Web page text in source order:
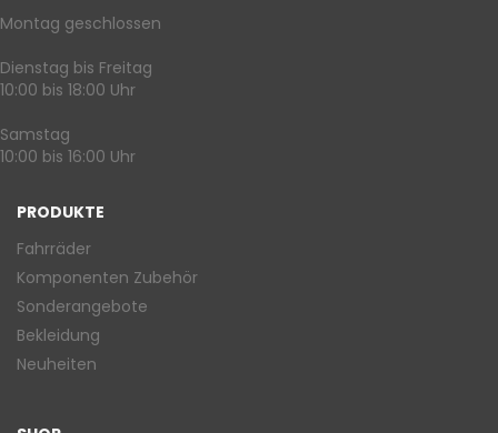
Montag geschlossen
Dienstag bis Freitag
10:00 bis 18:00 Uhr
Samstag
10:00 bis 16:00 Uhr
PRODUKTE
Fahrräder
Komponenten Zubehör
Sonderangebote
Bekleidung
Neuheiten